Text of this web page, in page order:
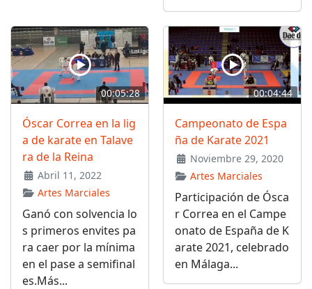
00:05:28
Óscar Correa en la lig
a de karate en Talave
ra de la Reina
Abril 11, 2022
Artes Marciales
Ganó con solvencia lo
s primeros envites pa
ra caer por la mínima
en el pase a semifinal
es.Más...
00:04:44
Campeonato de Espa
ña de Karate 2021
Noviembre 29, 2020
Artes Marciales
Participación de Ósca
r Correa en el Campe
onato de España de K
arate 2021, celebrado
en Málaga...